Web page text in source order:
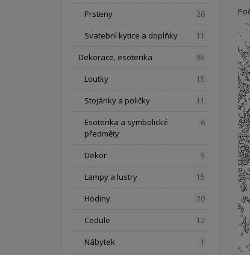
Prsteny 26
Svatební kytice a doplňky 11
Dekorace, esoterika 89
Loutky 15
Stojánky a poličky 11
Esoterika a symbolické
předměty
6
Dekor 9
Lampy a lustry 15
Hodiny 20
Cedule 12
Nábytek 1